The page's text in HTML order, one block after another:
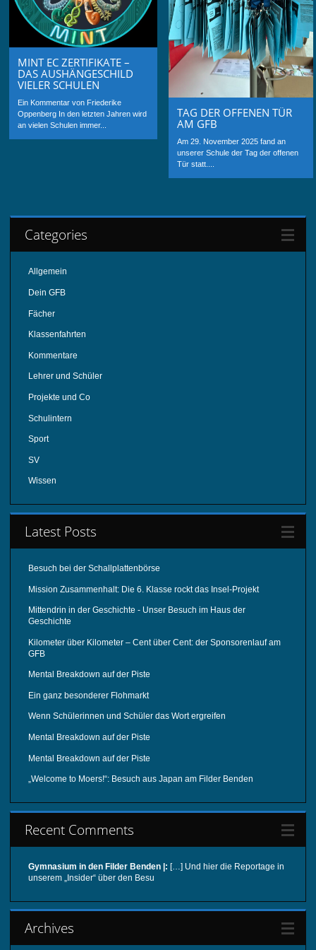
MINT EC ZERTIFIKATE –
DAS AUSHÄNGESCHILD
VIELER SCHULEN
Ein Kommentar von Friederike
Oppenberg In den letzten Jahren wird
an vielen Schulen immer...
TAG DER OFFENEN TÜR
AM GFB
Am 29. November 2025 fand an
unserer Schule der Tag der offenen
Tür statt....
Categories
Allgemein
Dein GFB
Fächer
Klassenfahrten
Kommentare
Lehrer und Schüler
Projekte und Co
Schulintern
Sport
SV
Wissen
Latest Posts
Besuch bei der Schallplattenbörse
Mission Zusammenhalt: Die 6. Klasse rockt das Insel-Projekt
Mittendrin in der Geschichte - Unser Besuch im Haus der
Geschichte
Kilometer über Kilometer – Cent über Cent: der Sponsorenlauf am
GFB
Mental Breakdown auf der Piste
Ein ganz besonderer Flohmarkt
Wenn Schülerinnen und Schüler das Wort ergreifen
Mental Breakdown auf der Piste
Mental Breakdown auf der Piste
„Welcome to Moers!“: Besuch aus Japan am Filder Benden
Recent Comments
Gymnasium in den Filder Benden |: […] Und hier die Reportage in
unserem „Insider“ über den Besu
Archives